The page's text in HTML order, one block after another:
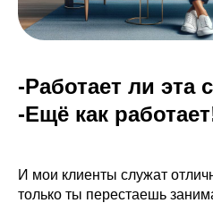
-Работает ли эта
-Ещё как
И мои клиенты служат
только ты перестаешь